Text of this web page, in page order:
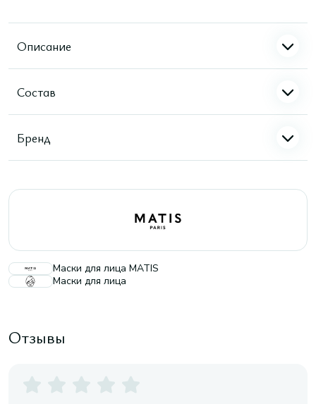
Описание
Состав
Бренд
Маски для лица MATIS
Маски для лица
Отзывы